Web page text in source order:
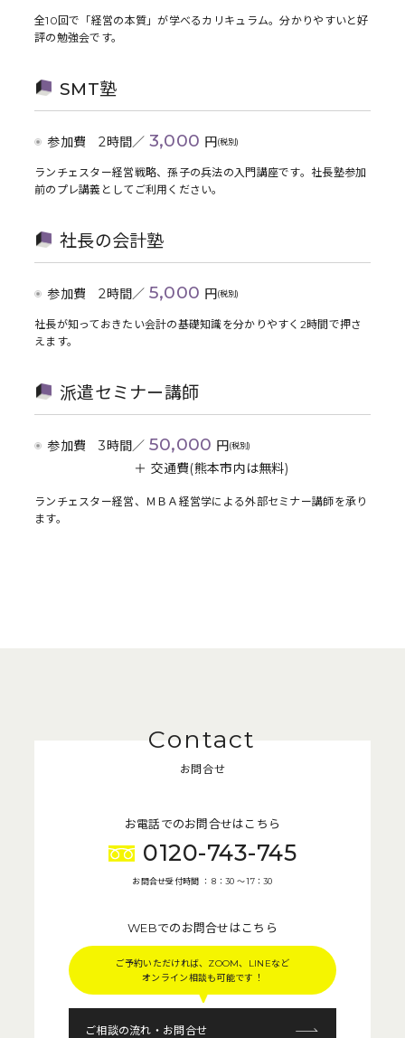
全10回で「経営の本質」が学べるカリキュラム。分かりやすいと好
評の勉強会です。
SMT塾
参加費 2時間／ 3,000 円(税別)
ランチェスター経営戦略、孫子の兵法の入門講座です。社長塾参加
前のプレ講義としてご利用ください。
社長の会計塾
参加費 2時間／ 5,000 円(税別)
社長が知っておきたい会計の基礎知識を分かりやすく2時間で押さ
えます。
派遣セミナー講師
参加費 3時間／ 50,000 円(税別)
＋ 交通費(熊本市内は無料)
ランチェスター経営、ＭＢＡ経営学による外部セミナー講師を承り
ます。
お問合せ
お電話でのお問合せはこちら
0120-743-745
お問合せ受付時間 ： 8：30 〜 17：30
WEBでのお問合せはこちら
ご予約いただければ、ZOOM、LINEなど
オンライン相談も可能です！
ご相談の流れ・お問合せ